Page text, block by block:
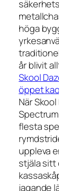
höga
år blivit
Skool
öppet
När
flesta
uppleva
stjäla sitt
jagande